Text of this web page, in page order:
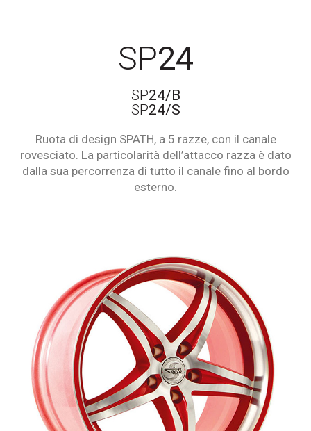
SP24
SP24/B
SP24/S
Ruota di design SPATH, a 5 razze, con il canale
rovesciato. La particolarità dell’attacco razza è dato
dalla sua percorrenza di tutto il canale fino al bordo
esterno.